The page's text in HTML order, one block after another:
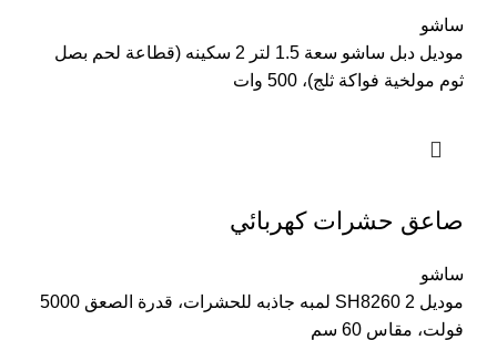
ساشو
موديل دبل ساشو سعة 1.5 لتر 2 سكينه (قطاعة لحم بصل
ثوم مولخية فواكة ثلج)، 500 وات
صاعق حشرات كهربائي
ساشو
موديل SH8260 2 لمبه جاذبه للحشرات، قدرة الصعق 5000
فولت، مقاس 60 سم